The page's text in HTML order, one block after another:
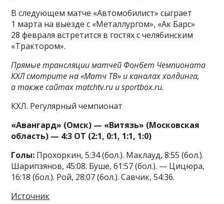
В следующем матче «Автомобилист» сыграет
1 марта на выезде с «Металлургом», «Ак Барс»
28 февраля встретится в гостях с челябинским
«Трактором».
Прямые трансляции матчей Фонбет Чемпионата
КХЛ смотрите на «Матч ТВ» и каналах холдинга,
а также сайтах matchtv.ru и sportbox.ru.
КХЛ. Регулярный чемпионат
«Авангард» (Омск) — «Витязь» (Московская
область) — 4:3 ОТ (2:1, 0:1, 1:1, 1:0)
Голы: Прохоркин, 5:34 (бол.). Маклауд, 8:55 (бол.).
Шарипзянов, 45:08. Буше, 61:57 (бол.). — Цицюра,
16:18 (бол.). Рой, 28:07 (бол.). Савчик, 54:36.
Источник